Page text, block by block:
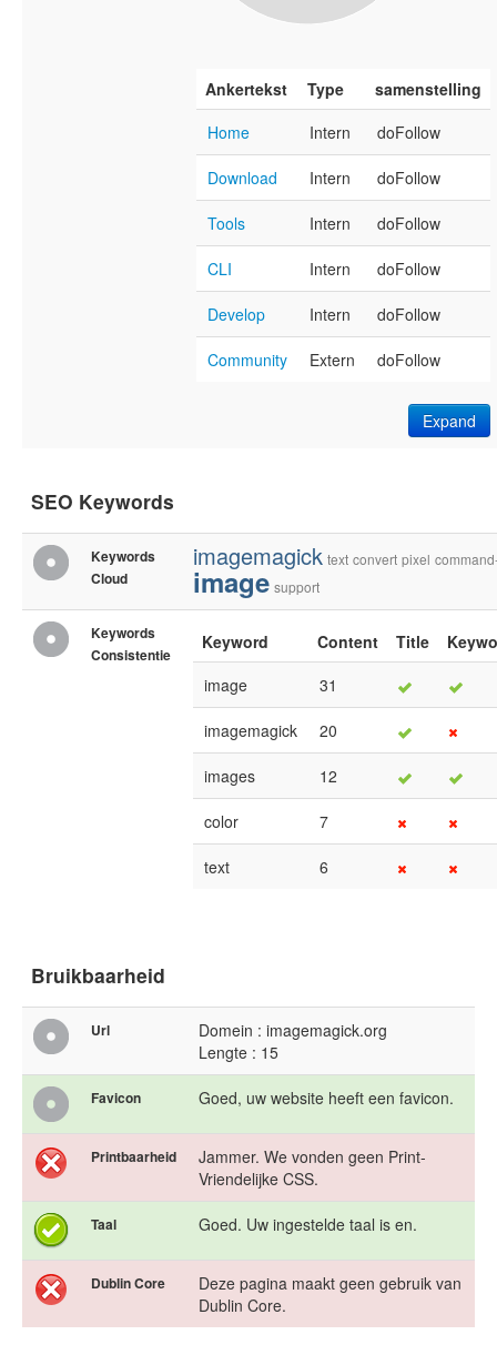
Ankertekst Type
samenstelling
Home
Intern doFollow
Download Intern doFollow
Tools Intern doFollow
CLI Intern doFollow
Develop Intern doFollow
Community Extern doFollow
Expand
SEO Keywords
Keywords
Cloud
imagemagick text convert pixel
image support
Keywords
Consistentie
Keyword Content Title
image
31
imagemagick 20
images 12
color 7
text 6
Bruikbaarheid
Url
Domein : imagemagick.org
Lengte : 15
Favicon Goed, uw website heeft een favicon.
Printbaarheid
Jammer. We vonden geen Print-
Vriendelijke CSS.
Taal Goed. Uw ingestelde taal is en.
Dublin Core
Deze pagina maakt geen gebruik van
Dublin Core.